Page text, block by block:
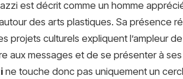
est décrit comme un homme
des arts plastiques. Sa présence
projets culturels expliquent l’ampleur de
aux messages et de se présenter à
ne touche donc pas uniquement un